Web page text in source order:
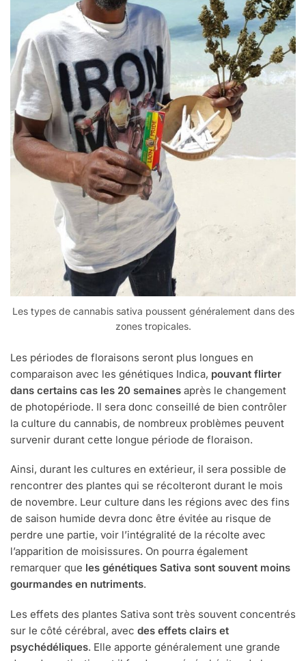
Les types de cannabis sativa poussent généralement dans des
zones tropicales.
Les périodes de floraisons seront plus longues en
comparaison avec les génétiques Indica, pouvant flirter
dans certains cas les 20 semaines après le changement
de photopériode. Il sera donc conseillé de bien contrôler
la culture du cannabis, de nombreux problèmes peuvent
survenir durant cette longue période de floraison.
Ainsi, durant les cultures en extérieur, il sera possible de
rencontrer des plantes qui se récolteront durant le mois
de novembre. Leur culture dans les régions avec des fins
de saison humide devra donc être évitée au risque de
perdre une partie, voir l’intégralité de la récolte avec
l’apparition de moisissures. On pourra également
remarquer que les génétiques Sativa sont souvent moins
gourmandes en nutriments.
Les effets des plantes Sativa sont très souvent concentrés
sur le côté cérébral, avec des effets clairs et
psychédéliques. Elle apporte généralement une grande